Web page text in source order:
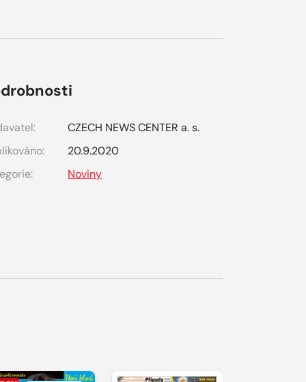
CZECH NEWS CENTER a. s.
20.9.2020
Noviny